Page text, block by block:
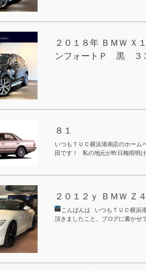
２０１８年 ＢＭＷ Ｘ
ンフォートＰ 黒 ３
８１
いつもＴＵＣ横浜港南店のホーム
田です！ 私の地元が昨日梅雨明
２０１２ｙ ＢＭＷ Ｚ
こんばんは いつもＴＵＣ横浜
頂きましたこと、ブログに書かせ